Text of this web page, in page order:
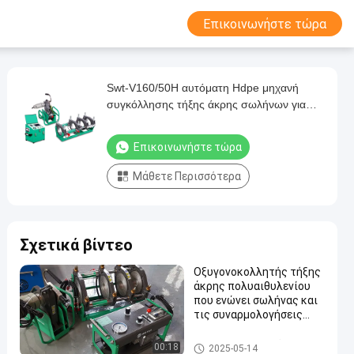
Επικοινωνήστε τώρα
Swt-V160/50H αυτόματη Hdpe μηχανή
συγκόλλησης τήξης άκρης σωλήνων για
Επικοινωνήστε τώρα
Μάθετε Περισσότερα
Σχετικά βίντεο
00:18
Οξυγονοκολλητής τήξης
άκρης πολυαιθυλενίου
που ενώνει σωλήνας και
τις συναρμολογήσεις
HDPE μηχανή συγκόλλησης τ
2025-05-14